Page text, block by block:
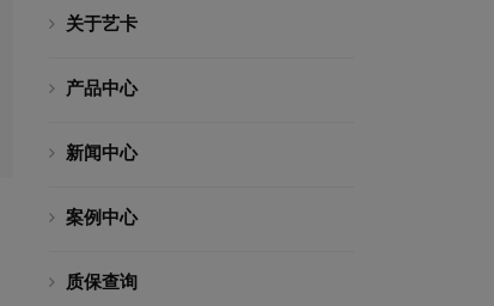
关于艺卡
产品中心
新闻中心
案例中心
质保查询